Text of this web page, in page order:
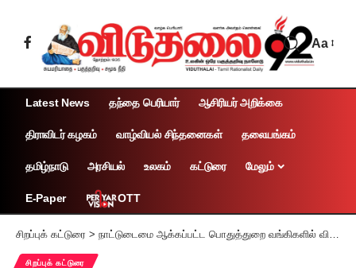
Aa
Latest News தந்தை பெரியார் ஆசிரியர் அறிக்கை
திராவிடர் கழகம் வாழ்வியல் சிந்தனைகள் தலையங்கம்
தமிழ்நாடு அரசியல் உலகம் கட்டுரை மேலும்
E-Paper OTT
சிறப்புக் கட்டுரை > நாட்டுடைமை ஆக்கப்பட்ட பொதுத்துறை வங்கிகளில் விரைவுச் சேவை
சிறப்புக் கட்டுரை